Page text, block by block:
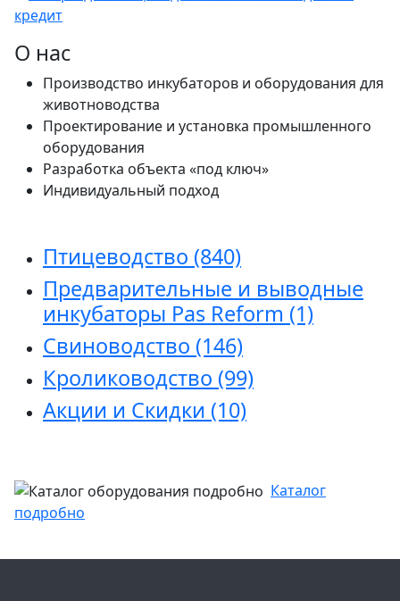
О нас
Производство инкубаторов и оборудования для
животноводства
Проектирование и установка промышленного
оборудования
Разработка объекта «под ключ»
Индивидуальный подход
Птицеводство (840)
Предварительные и выводные
инкубаторы Pas Reform (1)
Свиноводство (146)
Кролиководство (99)
Акции и Скидки (10)
Каталог
подробно